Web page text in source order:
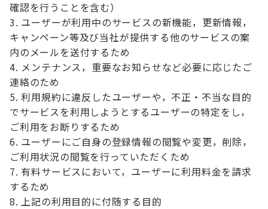
確認を行うことを含む）
ユーザーが利用中のサービスの新機能，更新情報，
キャンペーン等及び当社が提供する他のサービスの案
内のメールを送付するため
メンテナンス，重要なお知らせなど必要に応じたご
連絡のため
利用規約に違反したユーザーや，不正・不当な目的
でサービスを利用しようとするユーザーの特定をし，
ご利用をお断りするため
ユーザーにご自身の登録情報の閲覧や変更，削除，
ご利用状況の閲覧を行っていただくため
有料サービスにおいて，ユーザーに利用料金を請求
するため
上記の利用目的に付随する目的